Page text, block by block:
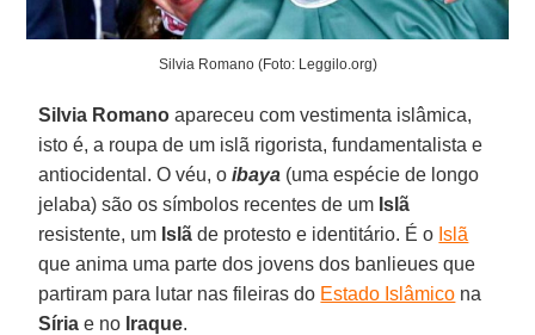
Silvia Romano (Foto: Leggilo.org)
Silvia Romano apareceu com vestimenta islâmica,
isto é, a roupa de um islã rigorista, fundamentalista e
antiocidental. O véu, oibaya (uma espécie de longo
jelaba) são os símbolos recentes de um Islã
resistente, um Islã de protesto e identitário. É o Islã
que anima uma parte dos jovens dos banlieues que
partiram para lutar nas fileiras do Estado Islâmico na
Síria e no Iraque.